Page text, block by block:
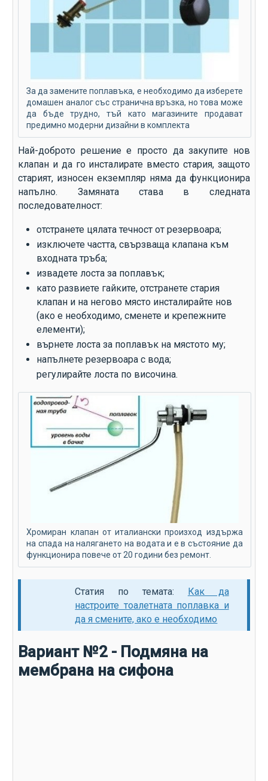
За да замените поплавъка, е необходимо да изберете
домашен аналог със странична връзка, но това може
да бъде трудно, тъй като магазините продават
предимно модерни дизайни в комплекта
Най-доброто решение е просто да закупите нов
клапан и да го инсталирате вместо стария, защото
старият, износен екземпляр няма да функционира
напълно. Замяната става в следната
последователност:
отстранете цялата течност от резервоара;
изключете частта, свързваща клапана към
входната тръба;
извадете лоста за поплавък;
като развиете гайките, отстранете стария
клапан и на негово място инсталирайте нов
(ако е необходимо, сменете и крепежните
елементи);
върнете лоста за поплавък на мястото му;
напълнете резервоара с вода;
регулирайте лоста по височина.
Хромиран клапан от италиански произход издържа
на спада на налягането на водата и е в състояние да
функционира повече от 20 години без ремонт.
Статия по темата:
Как да
настроите тоалетната поплавка и
да я смените, ако е необходимо
Вариант №2 - Подмяна на
мембрана на сифона